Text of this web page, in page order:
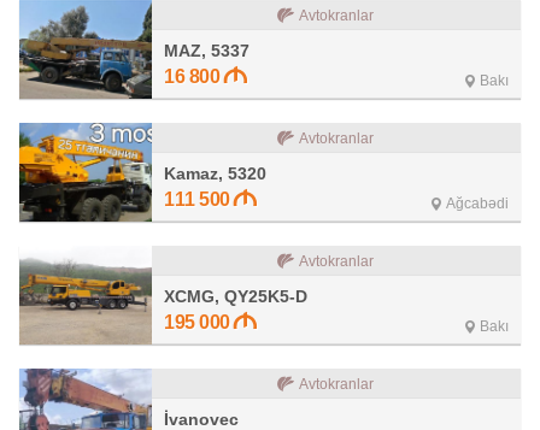
Avtokranlar
MAZ, 5337
16 800 Bakı
Avtokranlar
Kamaz, 5320
111 500 Ağcabədi
Avtokranlar
XCMG, QY25K5-D
195 000 Bakı
Avtokranlar
İvanovec